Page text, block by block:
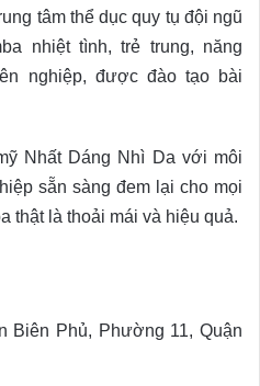
tâm thể dục quy tụ đội ngũ
nhiệt tình, trẻ trung, năng
nghiệp, được đào tạo bài
Nhất Dáng Nhì Da với môi
sẵn sàng đem lại cho mọi
thật là thoải mái và hiệu quả.
Biên Phủ, Phường 11, Quận